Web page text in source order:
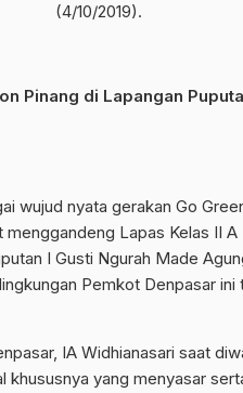
(4/10/2019).
Pinang di Lapangan
wujud nyata gerakan Go
Lapas Kelas II
I Gusti Ngurah Made
Pemkot Denpasar
IA Widhianasari saat
yang menyasar